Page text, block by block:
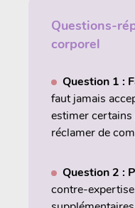
Questions-
corporel
Question 1 :
faut jamais
estimer
réclamer de
Question 2 :
contre-